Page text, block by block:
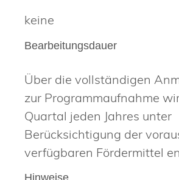
keine
Bearbeitungsdauer
Über die vollständigen
zur Programmaufnahme
Quartal jeden Jahres unter
Berücksichtigung der
verfügbaren Fördermittel